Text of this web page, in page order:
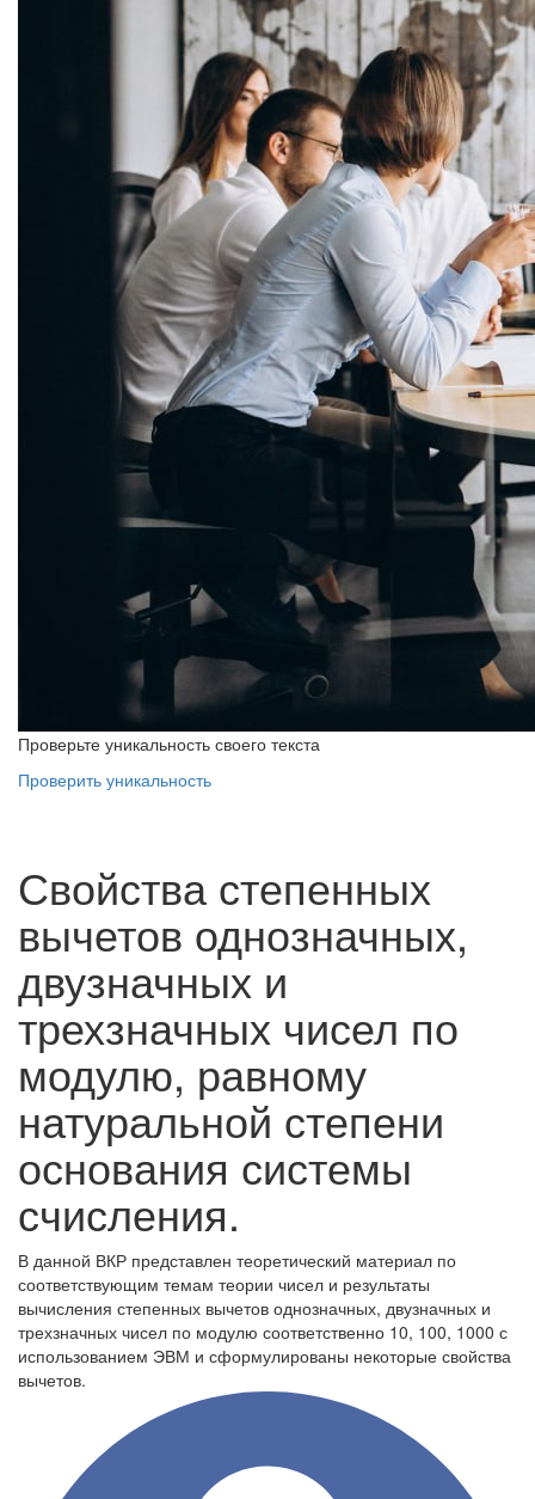
Проверьте уникальность своего текста
Проверить уникальность
Свойства степенных
вычетов однозначных,
двузначных и
трехзначных чисел по
модулю, равному
натуральной степени
основания системы
счисления.
В данной ВКР представлен теоретический материал по
соответствующим темам теории чисел и результаты
вычисления степенных вычетов однозначных, двузначных и
трехзначных чисел по модулю соответственно 10, 100, 1000 с
использованием ЭВМ и сформулированы некоторые свойства
вычетов.